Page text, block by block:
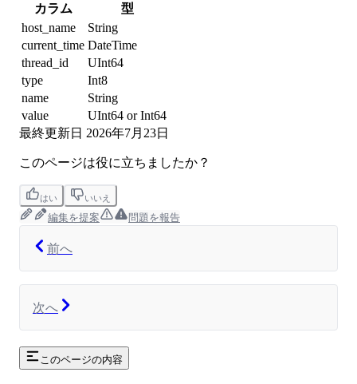
カラム
型
host_name
String
current_time DateTime
thread_id
UInt64
type
Int8
name
String
value
UInt64 or Int64
最終更新日 2026年7月23日
このページは役に立ちましたか？
はい いいえ
編集を提案 問題を報告
前へ
次へ
このページの内容